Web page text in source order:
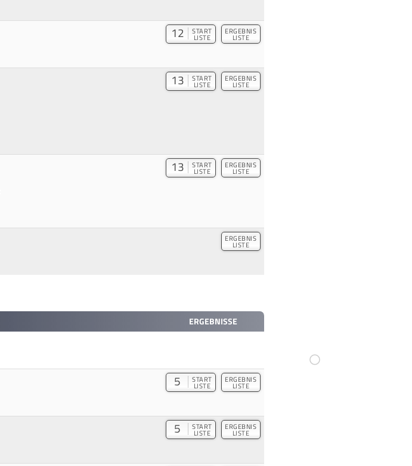
12 START
LISTE
ERGEBNIS
LISTE
13 START
LISTE
ERGEBNIS
LISTE
13 START
LISTE
ERGEBNIS
LISTE
ERGEBNIS
LISTE
ERGEBNISSE
5 START
LISTE
ERGEBNIS
LISTE
5 START
LISTE
ERGEBNIS
LISTE